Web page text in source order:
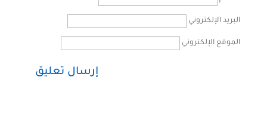
البريد الإلكتروني
الموقع الإلكتروني